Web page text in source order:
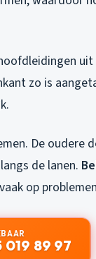
uit
zo is
De oudere
de lanen.
op
019 89 97